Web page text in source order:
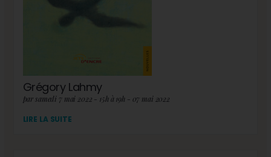
Grégory Lahmy
par samedi 7 mai 2022 - 15h à 19h - 07 mai 2022
LIRE LA SUITE